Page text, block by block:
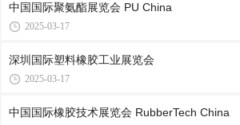
中国国际聚氨酯展览会 PU China
2025-03-17
深圳国际塑料橡胶工业展览会
2025-03-17
中国国际橡胶技术展览会 RubberTech China